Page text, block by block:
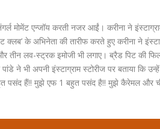
मोमेंट एन्जॉय करती नजर आईं। करीना ने
क्लब’ के अभिनेता की तारीफ करते हुए करीना ने
तीन लव-स्ट्रक इमोजी भी लगाए। ब्रैड पिट की
ने भी अपनी इंस्टाग्राम स्टोरीज पर बताया कि
पसंद हैं!! मुझे एफ 1 बहुत पसंद है!! मुझे कैरेमल और